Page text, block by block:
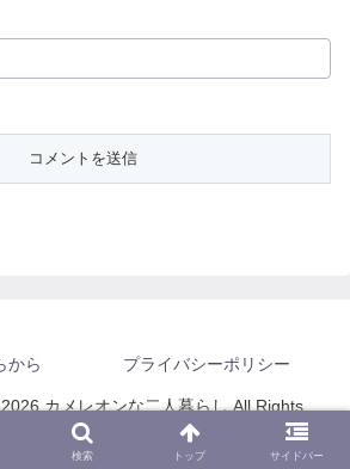
から プライバシーポリシー
カメレオンな二人暮らし All Rights
Reserved.
検索 トップ サイドバー